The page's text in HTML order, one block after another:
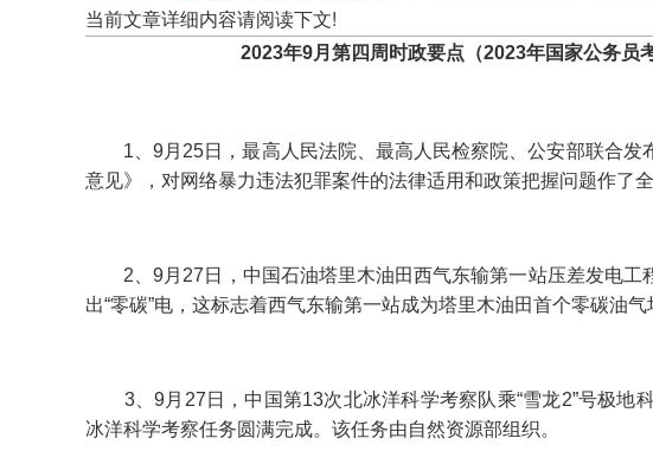
当前文章详细内容请阅读下文!
2023年9月第四周时政要点（2023年国家公务员
1、9月25日，最高人民法院、最高人民检察院、公安部联合
意见》，对网络暴力违法犯罪案件的法律适用和政策把握问题作了全
2、9月27日，中国石油塔里木油田西气东输第一站压差发电工
出“零碳”电，这标志着西气东输第一站成为塔里木油田首个零碳油气
3、9月27日，中国第13次北冰洋科学考察队乘“雪龙2”号极地
冰洋科学考察任务圆满完成。该任务由自然资源部组织。